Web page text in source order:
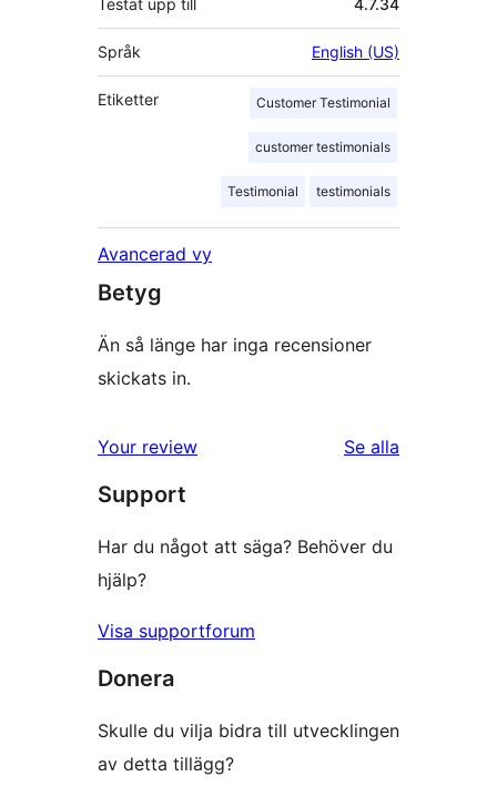
Testat upp till 4.7.34
Språk English (US)
Etiketter Customer Testimonial
customer testimonials
Testimonial testimonials
Avancerad vy
Betyg
Än så länge har inga recensioner
skickats in.
Your review
Se alla
Support
Har du något att säga? Behöver du
hjälp?
Visa supportforum
Donera
Skulle du vilja bidra till utvecklingen
av detta tillägg?